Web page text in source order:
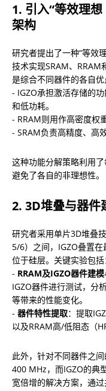
1. 引入“等效理
架构
研究者提出了一种“等效
技术实现SRAM、RRAM
是综合不同器件的各自优
- IGZO承担激活存储的
和低功耗。
- RRAM则用作高密度权
- SRAM负责高精度、高
这种功能分解策略利用
避免了各自的非理想性。
2. 3D堆叠与器件
研究者采用单片3D堆叠
5/6）之间，IGZO叠置
位于硅层。关键实验包括
- RRAM及IGZO器件建
IGZO器件进行测试，分
等带来的性能变化。
- 器件特性提取：提取
以及RRAM高/低阻态（
此外，针对不同器件之
400 MHz，而IGZO的典
宽倍增的解决方案，通